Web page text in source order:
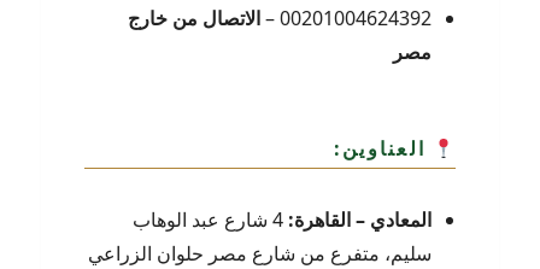
00201004624392 –
الاتصال من خارج
مصر
العناوين:
المعادي – القاهرة:
4 شارع عبد الوهاب
سليم، متفرع من شارع مصر حلوان الزراعي